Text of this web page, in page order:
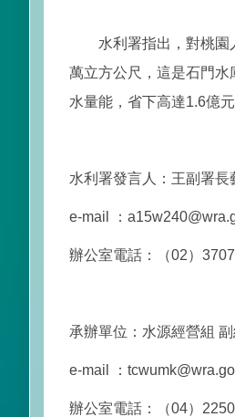
水利署指出，對桃園人
萬立方公尺，這是石門
水量能，省下高達1.6億
水利署發言人：王副署長
e-mail ：
辦公室電話：（02）
承辦單位：水源經營組
e-mail ：
辦公室電話：（04）